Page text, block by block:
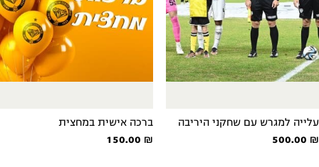
עלייה למגרש עם שחקני היריבה
500.00 ₪
ברכה אישית במחצית
150.00 ₪